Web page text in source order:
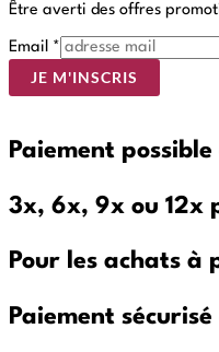
Être averti des offres
Email *
JE M'INSCRIS
Paiement possible
3x, 6x, 9x ou 12x
Pour les achats
Paiement